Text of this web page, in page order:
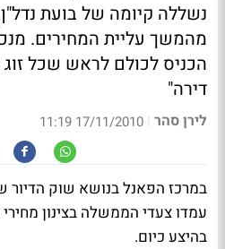
נשללה קיומה של בועת
מהמשך עליית המחירים.
הכניס לכולם לראש שכל
דירה"
לירן סהר |
17/11/2010 11:19
עמדו צעדי הממשלה בצינון
בהיצע כיום.